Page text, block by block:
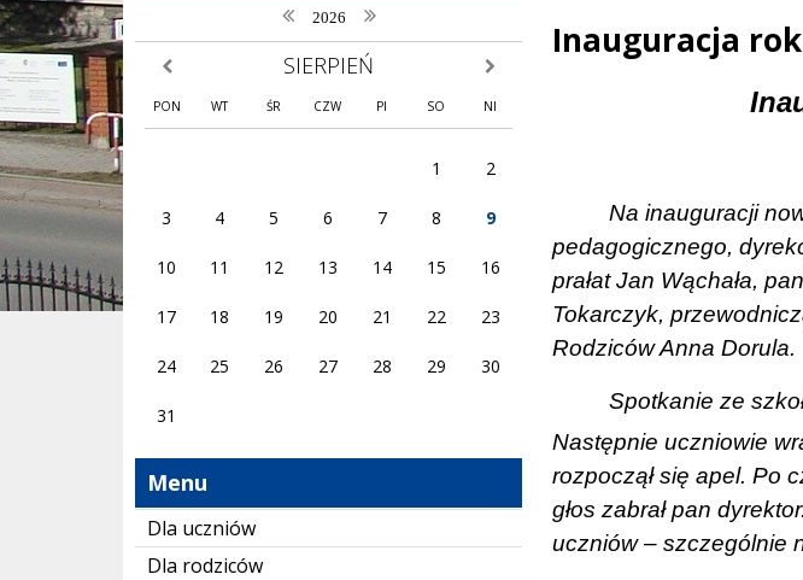
poprzedni rok
2026 następny rok
poprzedni miesiąc SIERPIEŃ następny miesiąc
PON WT ŚR CZW PI SO NI
1 2
3 4 5 6 7 8 9
10 11 12 13 14 15 16
17 18 19 20 21 22 23
24 25 26 27 28 29 30
31
Menu
Dla uczniów
Dla rodziców
Inauguracja
Na inauguracji
pedagogicznego,
prałat Jan Wąchała,
Tokarczyk,
Rodziców Anna Dorula.
Spotkanie ze
Następnie uczniowie
rozpoczął się apel. Po
głos zabrał pan
uczniów – szczególnie